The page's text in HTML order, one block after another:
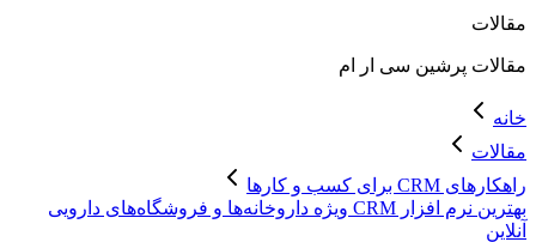
مقالات
مقالات پرشین سی ار ام
خانه
مقالات
راهکارهای CRM برای کسب و کارها
بهترین نرم افزار CRM ویژه داروخانه‌ها و فروشگاه‌های دارویی
آنلاین